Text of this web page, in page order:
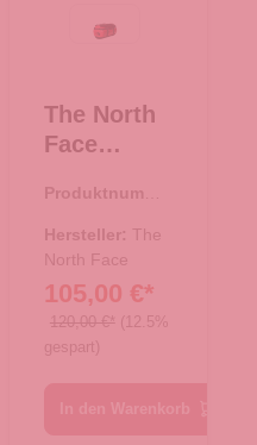
TNF Red-TNF Black
The North
Face
Sporttasch
e
Rucksack
Base Camp
Duffel XS
Summit
Produktnumme
Hersteller: The
North Face
105,00 €*
120,00 €* (12.5%
gespart)